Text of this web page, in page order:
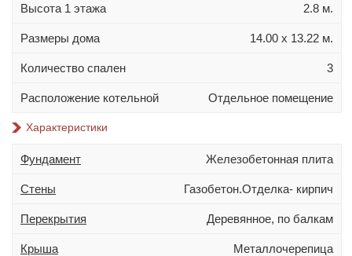
11х15
12х14
Материал стен
Газобетон
Кирпич
Керамзитобетонный блок
Дополнительно
Гараж
Высота 1 этажа 2.8 м.
Размеры дома 14.00 х 13.22 м.
Количество спален 3
Расположение котельной Отдельное помещение
Характеристики
Фундамент Железобетонная плита
Стены Газобетон.Отделка- кирпич
Перекрытия Деревянное, по балкам
Крыша Металлочерепица